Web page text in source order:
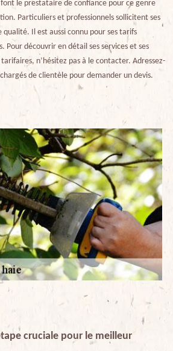
le prestataire de confiance pour ce genre
Particuliers et professionnels sollicitent ses
qualité. Il est aussi connu pour ses tarifs
Pour découvrir en détail ses services et ses
n’hésitez pas à le contacter. Adressez-
chargés de clientèle pour demander un devis.
cruciale pour le meilleur